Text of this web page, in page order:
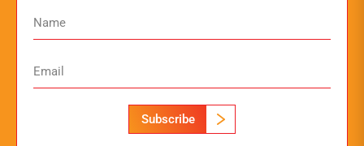
Subscribe